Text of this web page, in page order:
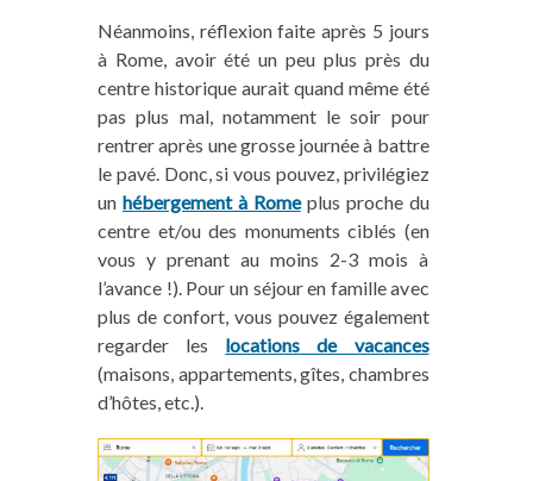
Néanmoins, réflexion faite après 5 jours
à Rome, avoir été un peu plus près du
centre historique aurait quand même été
pas plus mal, notamment le soir pour
rentrer après une grosse journée à battre
le pavé. Donc, si vous pouvez, privilégiez
un hébergement à Romeplus proche du
centre et/ou des monuments ciblés (en
vous y prenant au moins 2-3 mois à
l’avance !). Pour un séjour en famille avec
plus de confort, vous pouvez également
regarder les locations de vacances
(maisons, appartements, gîtes, chambres
d’hôtes, etc.).